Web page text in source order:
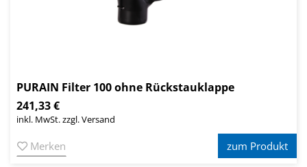
PURAIN Filter 100 ohne Rückstauklappe
241,33 €
inkl. MwSt. zzgl. Versand
Merken zum Produkt